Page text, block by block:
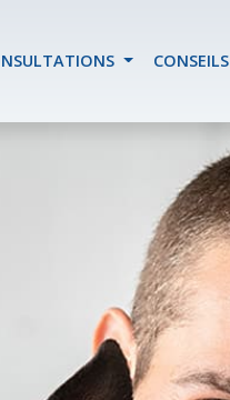
CONSEILS